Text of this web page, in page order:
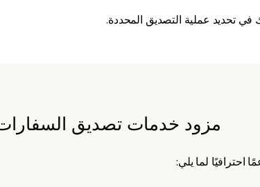
في تحديد عملية التصديق المحددة.
مزود خدمات تصديق
لما يلي: